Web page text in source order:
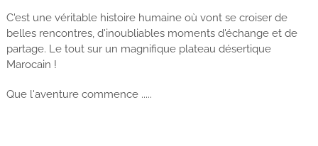
C'est une véritable histoire humaine où vont se croiser de
belles rencontres, d'inoubliables moments d'échange et de
partage. Le tout sur un magnifique plateau désertique
Marocain !
Que l'aventure commence .....